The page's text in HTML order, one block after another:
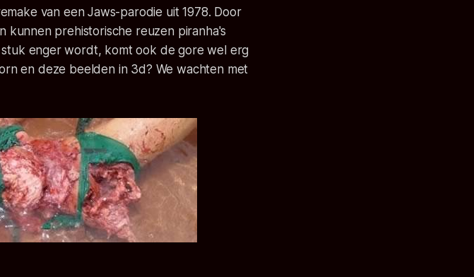
van een Jaws-parodie uit 1978. Door
prehistorische reuzen piranha's
stuk enger wordt, komt ook de gore wel erg
en deze beelden in 3d? We wachten met